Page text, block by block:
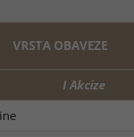
VRSTA OBAVEZE
I Akcize